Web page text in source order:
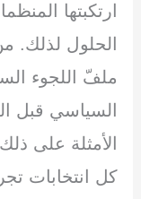
ارتكبتها
الحلول لذلك.
ملفّ اللجوء
السياسي قبل
الأمثلة على
كل انتخابات